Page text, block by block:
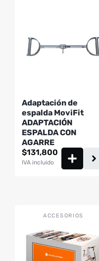
Adaptación de
espalda MoviFit
ADAPTACIÓN
ESPALDA CON
AGARRE
$131,800
IVA incluido
ACCESORIOS